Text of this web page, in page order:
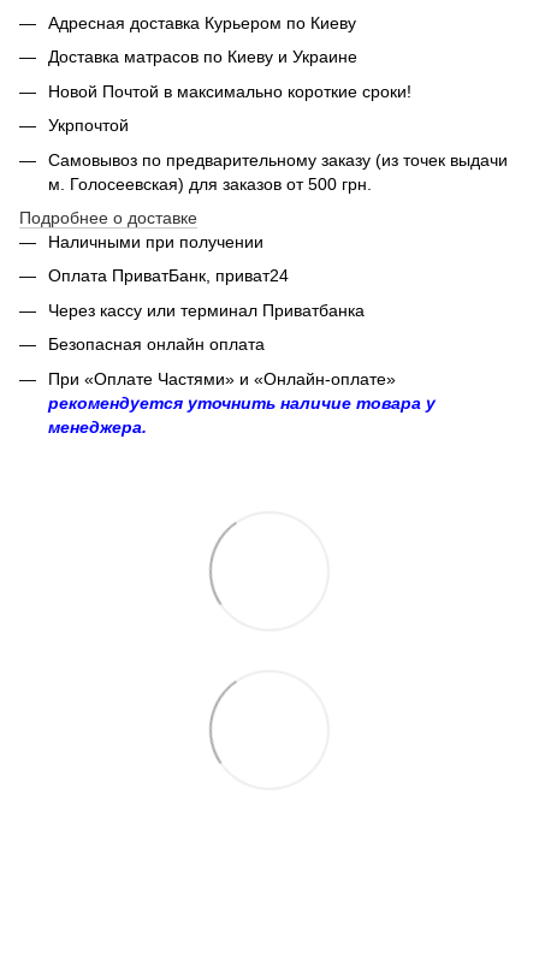
Адресная доставка Курьером по Киеву
Доставка матрасов по Киеву и Украине
Новой Почтой в максимально короткие сроки!
Укрпочтой
Самовывоз по предварительному заказу (из точек выдачи
м. Голосеевская) для заказов от 500 грн.
Подробнее о доставке
Наличными при получении
Оплата ПриватБанк, приват24
Через кассу или терминал Приватбанка
Безопасная онлайн оплата
При «Оплате Частями» и «Онлайн-оплате»
рекомендуется уточнить наличие товара у
менеджера.